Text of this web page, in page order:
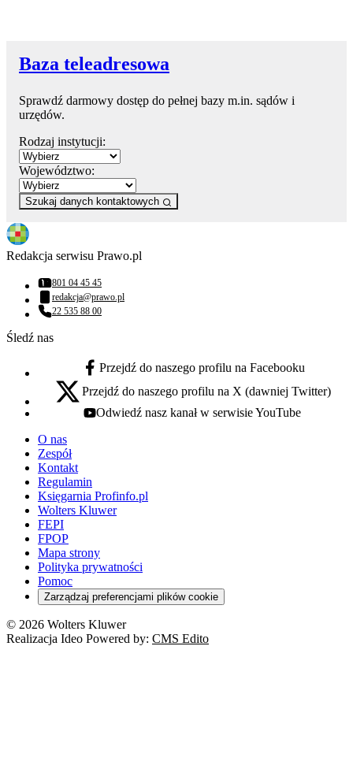
Baza teleadresowa
Sprawdź darmowy dostęp do pełnej bazy m.in. sądów i
urzędów.
Rodzaj instytucji:
Województwo:
Szukaj danych kontaktowych
Redakcja serwisu Prawo.pl
Numer telefonu:
801 04 45 45
Adres email:
redakcja@prawo.pl
Numer telefonu:
22 535 88 00
Śledź nas
facebook - otwiera się w nowej karcie
Przejdź do naszego profilu na Facebooku
x - otwiera się w nowej karcie
Przejdź do naszego profilu na X (dawniej Twitter)
youtube - otwiera się w nowej karcie
Odwiedź nasz kanał w serwisie YouTube
O nas
Zespół
Kontakt
Regulamin
Księgarnia Profinfo.pl
Wolters Kluwer
FEPI
FPOP
Mapa strony
Polityka prywatności
Pomoc
Zarządzaj preferencjami plików cookie
© 2026 Wolters Kluwer
Realizacja Ideo Powered by: CMS Edito